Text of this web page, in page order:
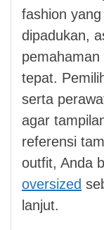
fashion
dipadukan,
tepat.
serta
agar
referensi
outfit, Anda
oversized
lanjut.